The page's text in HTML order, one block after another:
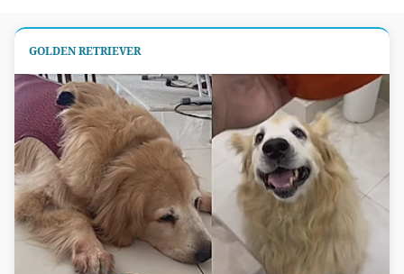
GOLDEN RETRIEVER